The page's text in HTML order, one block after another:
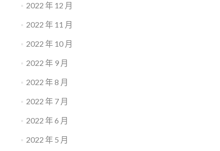
2022 年 12 月
2022 年 11 月
2022 年 10 月
2022 年 9 月
2022 年 8 月
2022 年 7 月
2022 年 6 月
2022 年 5 月